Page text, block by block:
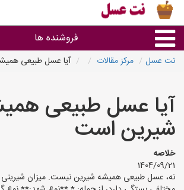
فروشنده ها
استان ها
نت عسل مرکز مقالات آیا عسل طبیعی
آیا عسل طبیعی
شیرین است
خلاصه
1404/09/21
نه، عسل طبیعی همیشه شیرین نیست. میزان